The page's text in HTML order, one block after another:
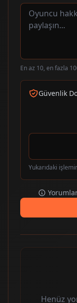
En az 10, en fazla
Güvenlik
Yukarıdaki
Henüz